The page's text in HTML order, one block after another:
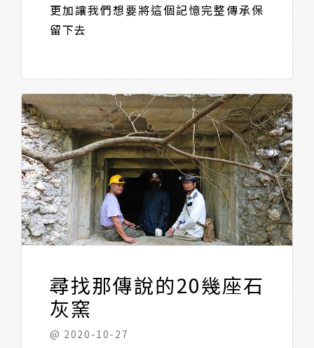
更加讓我們想要將這個記憶完整傳承保
留下去
尋找那傳說的20幾座石
灰窯
@ 2020-10-27